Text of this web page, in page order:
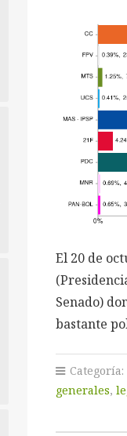
El 20 de
Senado)
bastante
Categoría:
generales,